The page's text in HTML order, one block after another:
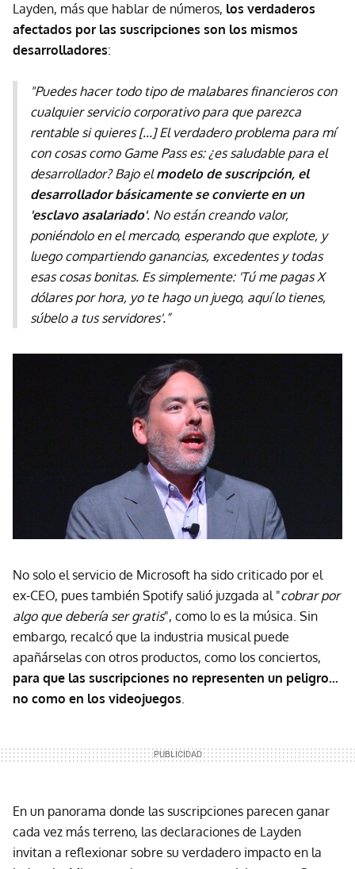
Layden, más que hablar de números, los verdaderos
afectados por las suscripciones son los mismos
desarrolladores:
"Puedes hacer todo tipo de malabares financieros con
cualquier servicio corporativo para que parezca
rentable si quieres [...] El verdadero problema para mí
con cosas como Game Pass es: ¿es saludable para el
desarrollador? Bajo elmodelo de suscripción, el
desarrollador básicamente se convierte en un
'esclavo asalariado'. No están creando valor,
poniéndolo en el mercado, esperando que explote, y
luego compartiendo ganancias, excedentes y todas
esas cosas bonitas. Es simplemente: 'Tú me pagas X
dólares por hora, yo te hago un juego, aquí lo tienes,
súbelo a tus servidores'.”
No solo el servicio de Microsoft ha sido criticado por el
ex-CEO, pues también Spotify salió juzgada al "cobrar por
algo que debería ser gratis", como lo es la música. Sin
embargo, recalcó que la industria musical puede
apañárselas con otros productos, como los conciertos,
para que las suscripciones no representen un peligro...
no como en los videojuegos.
En un panorama donde las suscripciones parecen ganar
cada vez más terreno, las declaraciones de Layden
invitan a reflexionar sobre su verdadero impacto en la